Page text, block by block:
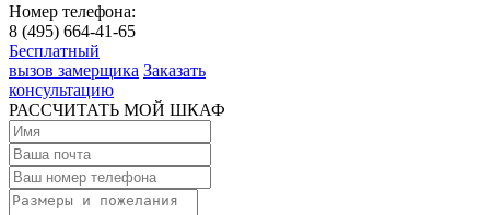
Номер телефона:
8 (495) 664-41-65
Бесплатный
вызов замерщика Заказать
консультацию
РАССЧИТАТЬ МОЙ ШКАФ